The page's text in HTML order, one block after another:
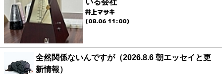
井上マサキ
(08.06 11:00)
全然関係ないんですが（2026.8.6 朝エッセイと更
新情報）